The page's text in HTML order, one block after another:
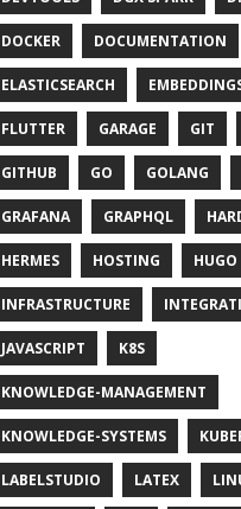
DOCKER DOCUMENTATION
ELASTICSEARCH
FLUTTER GARAGE GIT
GITHUB GO GOLANG
GRAFANA GRAPHQL
HERMES HOSTING HUGO
INFRASTRUCTURE
JAVASCRIPT K8S
KNOWLEDGE-MANAGEMENT
KNOWLEDGE-SYSTEMS
LABELSTUDIO LATEX